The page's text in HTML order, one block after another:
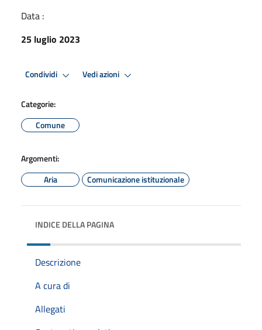
Data :
25 luglio 2023
Condividi Vedi azioni
Categorie:
Comune
Argomenti:
Aria
Comunicazione istituzionale
INDICE DELLA PAGINA
Descrizione
A cura di
Allegati